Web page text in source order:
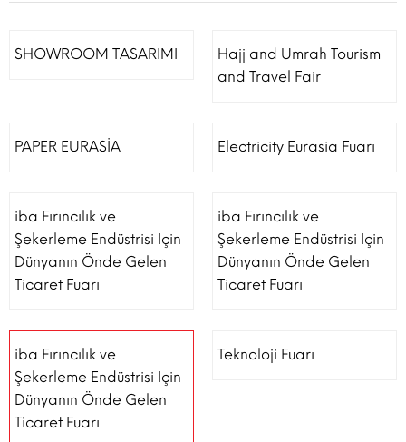
SHOWROOM TASARIMI
Hajj and Umrah Tourism
and Travel Fair
PAPER EURASİA Electricity Eurasia Fuarı
iba Fırıncılık ve
Şekerleme Endüstrisi Için
Dünyanın Önde Gelen
Ticaret Fuarı
iba Fırıncılık ve
Şekerleme Endüstrisi Için
Dünyanın Önde Gelen
Ticaret Fuarı
iba Fırıncılık ve
Şekerleme Endüstrisi Için
Dünyanın Önde Gelen
Ticaret Fuarı
Teknoloji Fuarı